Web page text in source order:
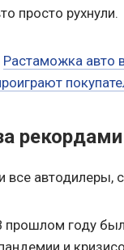
просто рухнули.
Растаможка авто
все
прошлом году
и